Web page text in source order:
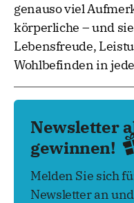
genauso viel
körperliche – und
Lebensfreude,
Wohlbefinden in
Newsletter
gewinnen!
Melden Sie sich
Newsletter an